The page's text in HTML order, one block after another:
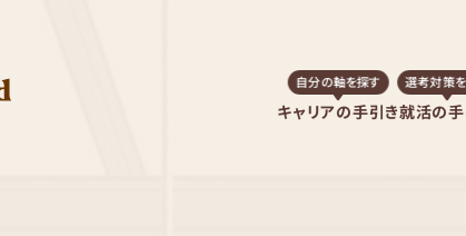
キャリアの手引き
自分の軸を探す
就活の
選考対策